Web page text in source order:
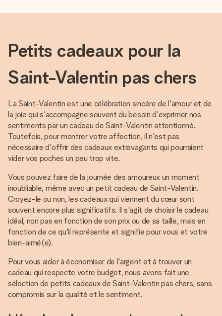
Petits cadeaux pour la
Saint-Valentin pas chers
La Saint-Valentin est une célébration sincère de l'amour et de
la joie qui s'accompagne souvent du besoin d'exprimer nos
sentiments par un cadeau de Saint-Valentin attentionné.
Toutefois, pour montrer votre affection, il n'est pas
nécessaire d'offrir des cadeaux extravagants qui pourraient
vider vos poches un peu trop vite.
Vous pouvez faire de la journée des amoureux un moment
inoubliable, même avec un petit cadeau de Saint-Valentin.
Croyez-le ou non, les cadeaux qui viennent du cœur sont
souvent encore plus significatifs. Il s'agit de choisir le cadeau
idéal, non pas en fonction de son prix ou de sa taille, mais en
fonction de ce qu'il représente et signifie pour vous et votre
bien-aimé(e).
Pour vous aider à économiser de l'argent et à trouver un
cadeau qui respecte votre budget, nous avons fait une
sélection de petits cadeaux de Saint-Valentin pas chers, sans
compromis sur la qualité et le sentiment.